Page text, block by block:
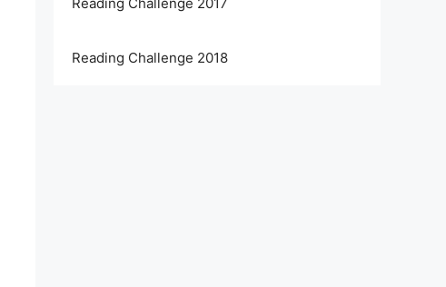
Reading Challenge 2018